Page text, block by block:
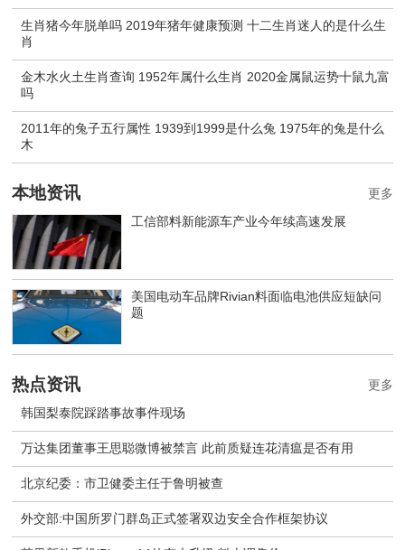
生肖猪今年脱单吗 2019年猪年健康预测 十二生肖迷人的是什么生
肖
金木水火土生肖查询 1952年属什么生肖 2020金属鼠运势十鼠九富
吗
2011年的兔子五行属性 1939到1999是什么兔 1975年的兔是什么
木
本地资讯
工信部料新能源车产业今年续高速发展
美国电动车品牌Rivian料面临电池供应短缺问
题
更多
热点资讯
韩国梨泰院踩踏事故事件现场
万达集团董事王思聪微博被禁言 此前质疑连花清瘟是否有用
北京纪委：市卫健委主任于鲁明被查
外交部:中国所罗门群岛正式签署双边安全合作框架协议
更多